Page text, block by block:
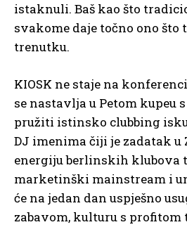
istaknuli. Baš kao što
svakome daje točno ono što
trenutku.
KIOSK ne staje na
se nastavlja u Petom kupeu
pružiti istinsko clubbing
DJ imenima čiji je zadatak u
energiju berlinskih klubova
marketinški mainstream i
će na jedan dan uspješno
zabavom, kulturu s profitom